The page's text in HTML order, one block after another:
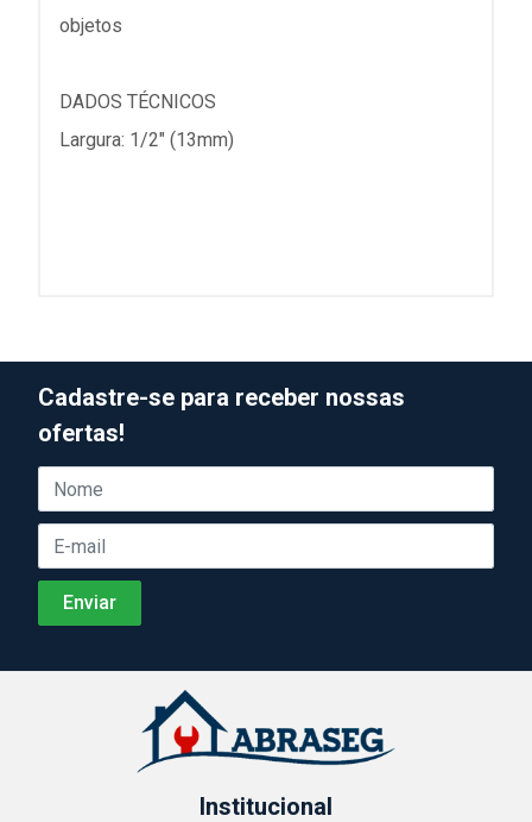
objetos
DADOS TÉCNICOS
Largura: 1/2" (13mm)
Cadastre-se para receber nossas
ofertas!
Institucional